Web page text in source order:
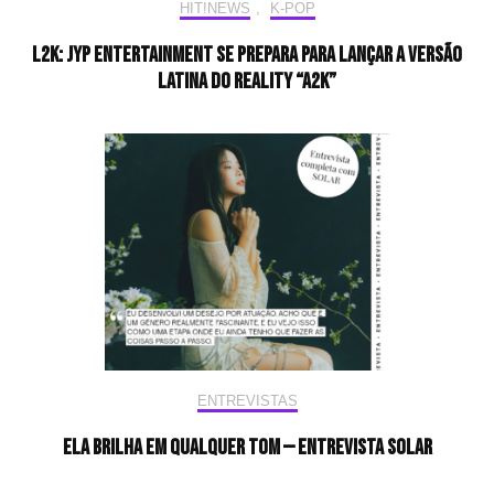
HIT!NEWS , K-POP
L2K: JYP Entertainment se prepara para lançar a versão
latina do reality “A2K”
ENTREVISTAS
Ela brilha em qualquer tom — Entrevista Solar